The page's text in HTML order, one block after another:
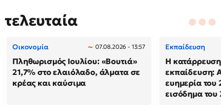
τελευταία
Οικονομία 07.08.2026 - 13:57
Πληθωρισμός Ιουλίου: «Βουτιά»
21,7% στο ελαιόλαδο, άλματα σε
κρέας και καύσιμα
Εκπαίδευση
Η
εκπαίδευση:
ευημερία του
εισόδημα του